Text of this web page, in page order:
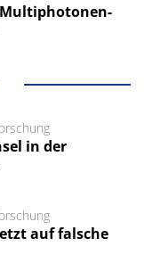
in der
auf falsche